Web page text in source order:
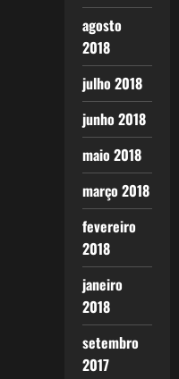
agosto
2018
julho 2018
junho 2018
maio 2018
março 2018
fevereiro
2018
janeiro
2018
setembro
2017